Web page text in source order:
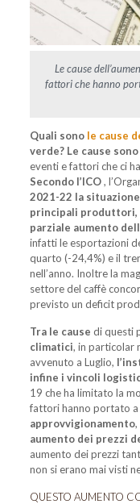
Le cause
fattori che hanno
Quali sonole cause
verde? Le cause
eventi e fattori che ci
Secondo l’ICO,
2021-22 la
principali produttori,
parziale aumento
infatti le esportazioni
quarto (-24,4%) e il
nell’anno. Inoltre la
settore del caffè
previsto un deficit
Tra le cause di questi
climatici, in particolar
avvenuto a Luglio,
infine i vincoli
19 che ha limitato la
fattori hanno portato a
approvvigionamento,
aumento dei prezzi
aumento dei prezzi
non si erano mai visti
QUESTO AUMENTO